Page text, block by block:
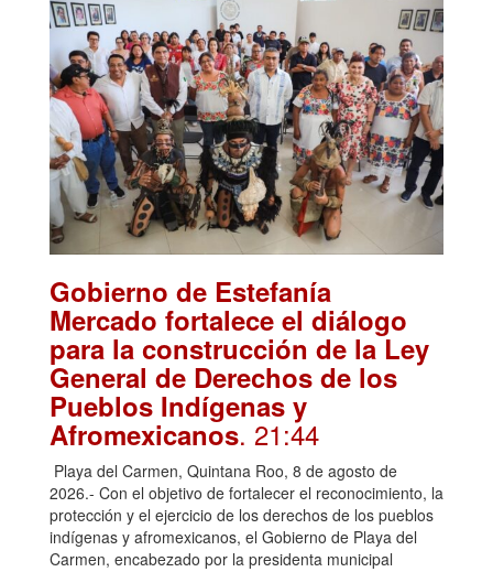
Gobierno de Estefanía
Mercado fortalece el diálogo
para la construcción de la Ley
General de Derechos de los
Pueblos Indígenas y
Afromexicanos. 21:44
Playa del Carmen, Quintana Roo, 8 de agosto de
2026.- Con el objetivo de fortalecer el reconocimiento, la
protección y el ejercicio de los derechos de los pueblos
indígenas y afromexicanos, el Gobierno de Playa del
Carmen, encabezado por la presidenta municipal